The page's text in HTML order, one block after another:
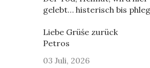
gelebt… histerisch bis
Liebe Grüśe zurück
Petros
03 Juli, 2026